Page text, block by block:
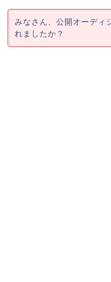
みなさん、公開オーディ
れましたか？